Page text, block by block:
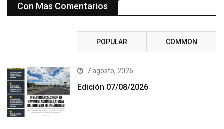
Con Mas Comentarios
POPULAR COMMON
7 agosto, 2026
Edición 07/08/2026